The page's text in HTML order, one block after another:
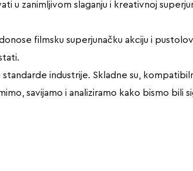
u zanimljivom slaganju i kreativnoj
filmsku superjunačku akciju i
standarde industrije. Skladne su,
savijamo i analiziramo kako bismo bili